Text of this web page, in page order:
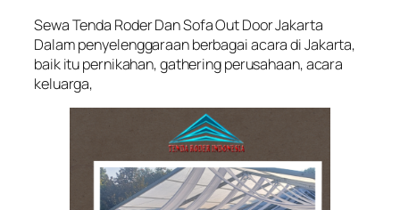
Sewa Tenda Roder Dan Sofa Out Door Jakarta
Dalam penyelenggaraan berbagai acara di Jakarta,
baik itu pernikahan, gathering perusahaan, acara
keluarga,